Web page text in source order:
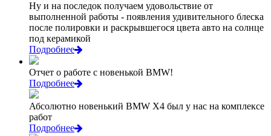
Ну и на последок получаем удовольствие от
выполненной работы - появления удивительного блеска
после полировки и раскрывшегося цвета авто на солнце
под керамикой
Подробнее
Отчет о работе с новенькой BMW!
Подробнее
Абсолютно новенький BMW X4 был у нас на комплексе
работ
Подробнее